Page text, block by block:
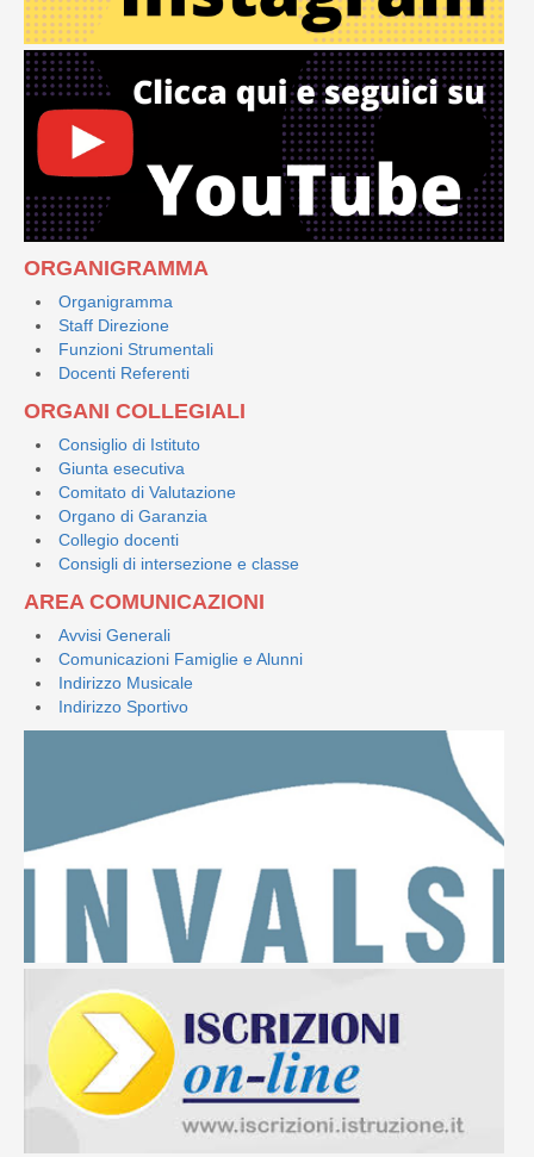
ORGANIGRAMMA
Organigramma
Staff Direzione
Funzioni Strumentali
Docenti Referenti
ORGANI COLLEGIALI
Consiglio di Istituto
Giunta esecutiva
Comitato di Valutazione
Organo di Garanzia
Collegio docenti
Consigli di intersezione e classe
AREA COMUNICAZIONI
Avvisi Generali
Comunicazioni Famiglie e Alunni
Indirizzo Musicale
Indirizzo Sportivo